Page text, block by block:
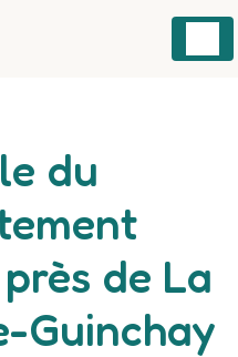
du
de La
Guinchay